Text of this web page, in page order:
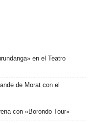
en el Teatro
de Morat con el
con «Borondo Tour»